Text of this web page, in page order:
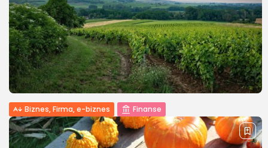
Na czym polega przepisanie mieszkania za opiekę? Czym
jest umowa dożywocia? Umowa dożywocia to prawne
rozwiązanie, które umożliwia osobie będącej właścicielem
nieruchomości – najczęściej osobie starszej – przekazanie
mieszkania lub...
PUBLIKACJAJANUSZ KRAJEWSKI 21 MARCA, 2025
Biznes, Firma, e-biznes Finanse
Jaki biznes otworzyć na wsi? Najlepsze
pomysły na dochodową działalność...